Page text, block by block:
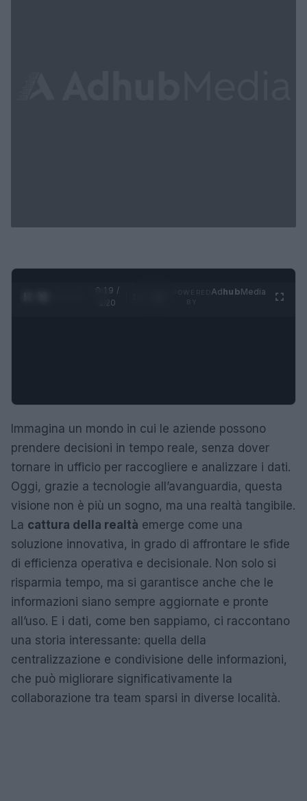
0:20 /
1:20
AdhubMedia
Immagina un mondo in cui le aziende possono
prendere decisioni in tempo reale, senza dover
tornare in ufficio per raccogliere e analizzare i dati.
Oggi, grazie a tecnologie all’avanguardia, questa
visione non è più un sogno, ma una realtà tangibile.
La cattura della realtà emerge come una
soluzione innovativa, in grado di affrontare le sfide
di efficienza operativa e decisionale. Non solo si
risparmia tempo, ma si garantisce anche che le
informazioni siano sempre aggiornate e pronte
all’uso. E i dati, come ben sappiamo, ci raccontano
una storia interessante: quella della
centralizzazione e condivisione delle informazioni,
che può migliorare significativamente la
collaborazione tra team sparsi in diverse località.